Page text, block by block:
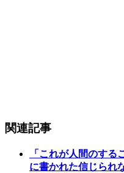
関連記事
「これが人間のす
に書かれた信じられ